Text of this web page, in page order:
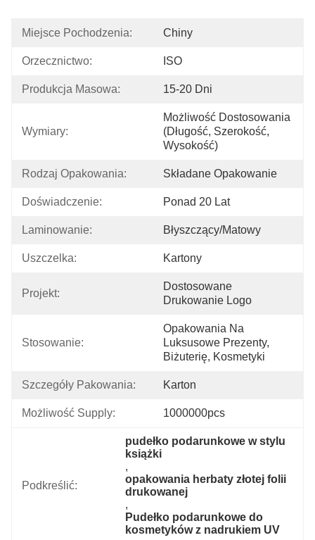
Miejsce Pochodzenia: Chiny
Orzecznictwo: ISO
Produkcja Masowa: 15-20 Dni
Wymiary:
Możliwość Dostosowania
(długość, Szerokość,
Wysokość)
Rodzaj Opakowania: Składane Opakowanie
Doświadczenie: Ponad 20 Lat
Laminowanie: Błyszczący/matowy
Uszczelka: Kartony
Projekt:
Dostosowane
Drukowanie Logo
Stosowanie:
Opakowania Na
Luksusowe Prezenty,
Biżuterię, Kosmetyki
Szczegóły Pakowania: Karton
Możliwość Supply: 1000000pcs
Podkreślić:
pudełko podarunkowe w stylu
książki
,
opakowania herbaty złotej folii
drukowanej
,
Pudełko podarunkowe do
kosmetyków z nadrukiem UV